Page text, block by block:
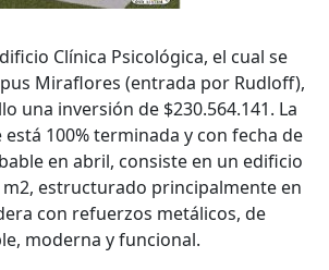
Clínica Psicológica, el cual se
Miraflores (entrada por Rudloff),
una inversión de $230.564.141. La
100% terminada y con fecha de
en abril, consiste en un edificio
m2, estructurado principalmente en
con refuerzos metálicos, de
moderna y funcional.